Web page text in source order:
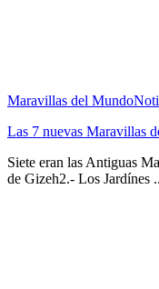
Maravillas del Mundo
Las 7 nuevas Maravillas
Siete eran las Antiguas
de Gizeh2.- Los Jardínes